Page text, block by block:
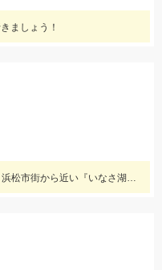
ましょう！
今回は久々のSUPフィッシング！浜松市街から近い『いなさ湖』に行ってきました！！